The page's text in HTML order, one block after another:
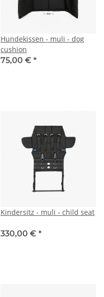
Hundekissen - muli - dog
cushion
75,00 € *
Kindersitz - muli - child seat
330,00 € *